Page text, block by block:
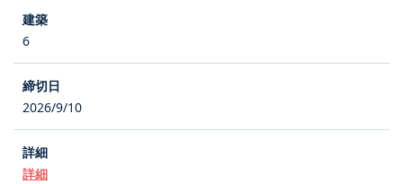
6
2026/9/10
詳細